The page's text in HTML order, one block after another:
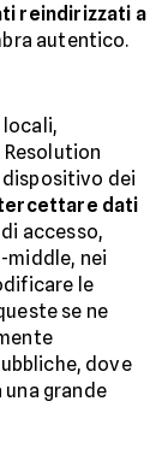
reindirizzati a
autentico.
locali,
dei
dati
accesso,
middle, nei
le
se ne
dove
grande